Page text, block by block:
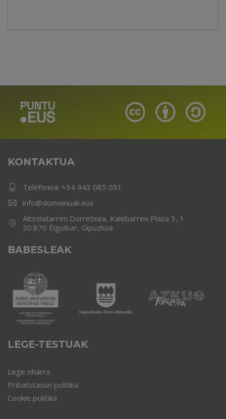
KONTAKTUA
Telefonoa: +34 943 085 051
info@domeinuak.eus
Altzolatarren Dorretxea, Kalebarren Plaza 3, 1
20.870 Elgoibar, Gipuzkoa
BABESLEAK
LEGE-TESTUAK
Lege oharra
Pribatutasun politika
Cookie politika